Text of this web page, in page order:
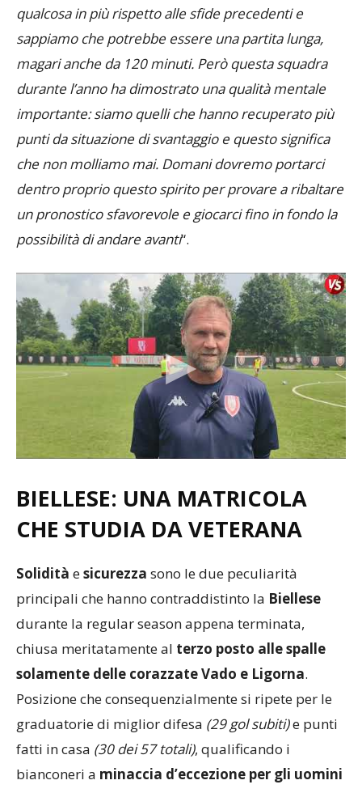
andremo a casa. Abbiamo lavorato per creare
qualcosa in più rispetto alle sfide precedenti e
sappiamo che potrebbe essere una partita lunga,
magari anche da 120 minuti. Però questa squadra
durante l’anno ha dimostrato una qualità mentale
importante: siamo quelli che hanno recuperato più
punti da situazione di svantaggio e questo significa
che non molliamo mai. Domani dovremo portarci
dentro proprio questo spirito per provare a ribaltare
un pronostico sfavorevole e giocarci fino in fondo la
possibilità di andare avanti“.
BIELLESE: UNA MATRICOLA
Soliditàesicurezza sono le due peculiarità
principali che hanno contraddistinto laBiellese
durante la regular season appena terminata,
chiusa meritatamente alterzo posto alle spalle
solamente delle corazzate Vado e Ligorna.
Posizione che consequenzialmente si ripete per le
graduatorie di miglior difesa(29 gol subiti)
fatti in casa(30 dei 57 totali), qualificando i